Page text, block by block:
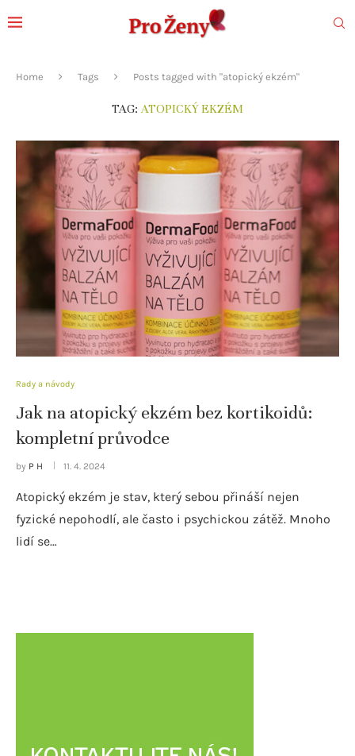
Home Tags Posts tagged with "atopický ekzém"
TAG:ATOPICKÝ EKZÉM
Rady a návody
Jak na atopický ekzém bez kortikoidů:
kompletní průvodce
by P H 11. 4. 2024
Atopický ekzém je stav, který sebou přináší nejen
fyzické nepohodlí, ale často i psychickou zátěž. Mnoho
lidí se…